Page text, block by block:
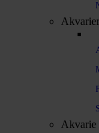
Akvarier
Akvarie